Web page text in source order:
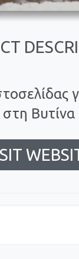
στη Βυτίνα